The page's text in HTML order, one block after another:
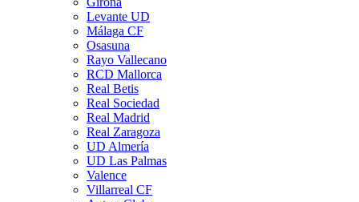
Levante UD
Málaga CF
Osasuna
Rayo Vallecano
RCD Mallorca
Real Betis
Real Sociedad
Real Madrid
Real Zaragoza
UD Almería
UD Las Palmas
Valence
Villarreal CF